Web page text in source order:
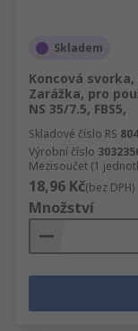
Skladem
Koncová svorka,
Zarážka, pro
NS 35/7.5, FBS5,
Skladové číslo RS
Výrobní číslo
Mezisoučet (1
18,96 Kč(bez DPH)
Množství